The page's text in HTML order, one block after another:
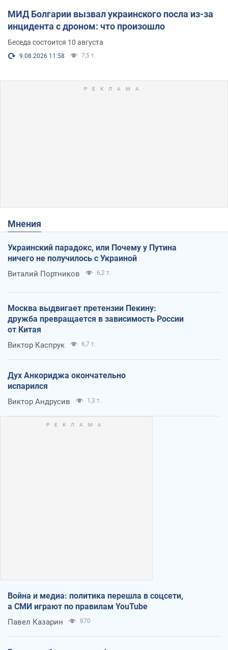
МИД Болгарии вызвал украинского посла из-за
инцидента с дроном: что произошло
Беседа состоится 10 августа
9.08.2026 11:58 7,5 т.
Мнения
Украинский парадокс, или Почему у Путина
ничего не получилось с Украиной
Виталий Портников 6,2 т.
Москва выдвигает претензии Пекину:
дружба превращается в зависимость России
от Китая
Виктор Каспрук 6,7 т.
Дух Анкориджа окончательно
испарился
Виктор Андрусив 1,3 т.
Война и медиа: политика перешла в соцсети,
а СМИ играют по правилам YouTube
Павел Казарин 870